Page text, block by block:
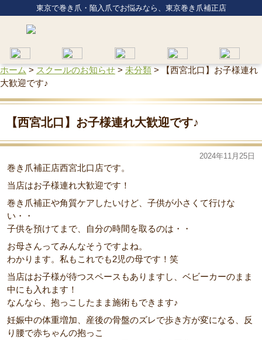
東京で巻き爪・陥入爪でお悩みなら、東京巻き爪補正店
ホーム > スクールのお知らせ > 未分類 >
【西宮北口】お子様連れ
大歓迎です♪
【西宮北口】お子様連れ大歓迎です♪
2024年11月25日
巻き爪補正店西宮北口店です。
当店はお子様連れ大歓迎です！
巻き爪補正や角質ケアしたいけど、子供が小さくて行けな
い・・
子供を預けてまで、自分の時間を取るのは・・
お母さんってみんなそうですよね。
わかります。私もこれでも2児の母です！笑
当店はお子様が待つスペースもありますし、ベビーカーのまま
中にも入れます！
なんなら、抱っこしたまま施術もできます♪
妊娠中の体重増加、産後の骨盤のズレで歩き方が変になる、反
り腰で赤ちゃんの抱っこ